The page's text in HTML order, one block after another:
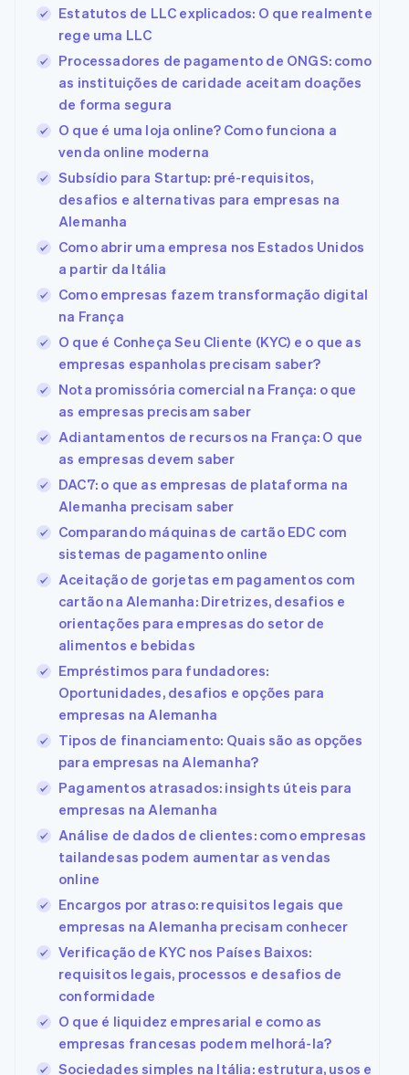
Estatutos de LLC explicados: O que realmente
rege uma LLC
Processadores de pagamento de ONGS: como
as instituições de caridade aceitam doações
de forma segura
O que é uma loja online? Como funciona a
venda online moderna
Subsídio para Startup: pré-requisitos,
desafios e alternativas para empresas na
Alemanha
Como abrir uma empresa nos Estados Unidos
a partir da Itália
Como empresas fazem transformação digital
na França
O que é Conheça Seu Cliente (KYC) e o que as
empresas espanholas precisam saber?
Nota promissória comercial na França: o que
as empresas precisam saber
Adiantamentos de recursos na França: O que
as empresas devem saber
DAC7: o que as empresas de plataforma na
Alemanha precisam saber
Comparando máquinas de cartão EDC com
sistemas de pagamento online
Aceitação de gorjetas em pagamentos com
cartão na Alemanha: Diretrizes, desafios e
orientações para empresas do setor de
alimentos e bebidas
Empréstimos para fundadores:
Oportunidades, desafios e opções para
empresas na Alemanha
Tipos de financiamento: Quais são as opções
para empresas na Alemanha?
Pagamentos atrasados: insights úteis para
empresas na Alemanha
Análise de dados de clientes: como empresas
tailandesas podem aumentar as vendas
online
Encargos por atraso: requisitos legais que
empresas na Alemanha precisam conhecer
Verificação de KYC nos Países Baixos:
requisitos legais, processos e desafios de
conformidade
O que é liquidez empresarial e como as
empresas francesas podem melhorá-la?
Sociedades simples na Itália: estrutura, usos e